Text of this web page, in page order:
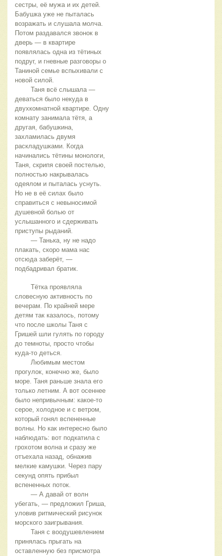
сестры, её мужа и их детей.
Бабушка уже не пыталась
возражать и слушала молча.
Потом раздавался звонок в
дверь — в квартире
появлялась одна из тётиных
подруг, и гневные разговоры о
Таниной семье вспыхивали с
новой силой.
деваться было некуда в
двухкомнатной квартире. Одну
комнату занимала тётя, а
другая, бабушкина,
захламилась двумя
раскладушками. Когда
начинались тётины монологи,
Таня, скрипя своей постелью,
полностью накрывалась
одеялом и пыталась уснуть.
Но не в её силах было
справиться с невыносимой
душевной болью от
услышанного и сдерживать
приступы рыданий.
плакать, скоро мама нас
отсюда заберёт, —
подбадривал братик.
словесную активность по
вечерам. По крайней мере
детям так казалось, потому
что после школы Таня с
Гришей шли гулять по городу
до темноты, просто чтобы
куда-то деться.
прогулок, конечно же, было
море. Таня раньше знала его
только летним. А вот осеннее
было непривычным: какое-то
серое, холодное и с ветром,
который гонял вспененные
волны. Но как интересно было
наблюдать: вот подкатила с
грохотом волна и сразу же
отъехала назад, обнажив
мелкие камушки. Через пару
секунд опять прибыл
вспененных поток.
убегать, — предложил Гриша,
уловив ритмический рисунок
морского заигрывания.
принялась прыгать на
оставленную без присмотра